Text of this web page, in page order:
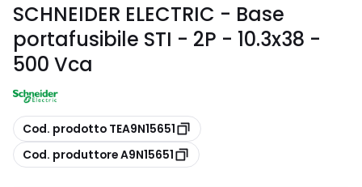
SCHNEIDER ELECTRIC - Base
portafusibile STI - 2P - 10.3x38 -
500 Vca
copia
Cod. prodotto TEA9N15651
copia
Cod. produttore A9N15651